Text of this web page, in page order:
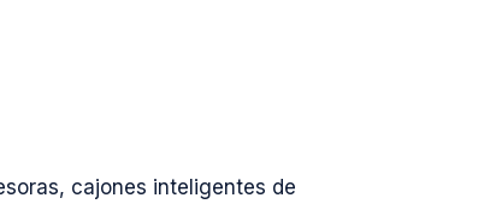
cajones inteligentes de